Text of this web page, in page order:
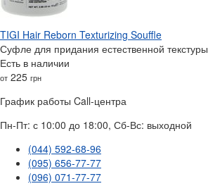
TIGI Hair Reborn Texturizing Souffle
Суфле для придания естественной текстуры
Есть в наличии
от 225 грн
График работы Call-центра
Пн-Пт: с 10:00 до 18:00, Сб-Вс: выходной
(044) 592-68-96
(095) 656-77-77
(096) 071-77-77